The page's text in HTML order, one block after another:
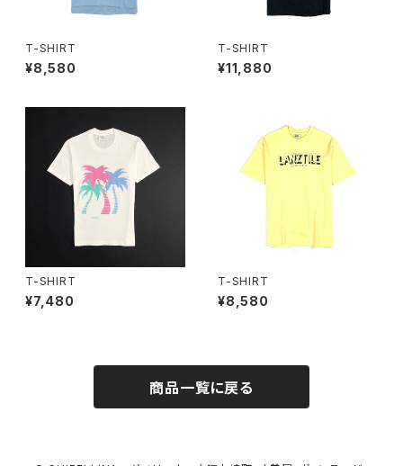
T-SHIRT
¥8,580
T-SHIRT
¥11,880
T-SHIRT
¥7,480
T-SHIRT
¥8,580
商品一覧に戻る